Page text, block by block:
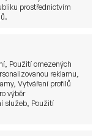
prostřednictvím
Použití omezených
reklamu,
Vytváření profilů
výběr
služeb, Použití
do
Pojďme si